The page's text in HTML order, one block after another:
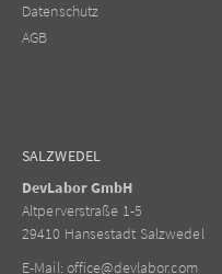
Datenschutz
AGB
SALZWEDEL
DevLabor GmbH
Altperverstraße 1-5
29410 Hansestadt Salzwedel
E-Mail: office@devlabor.com